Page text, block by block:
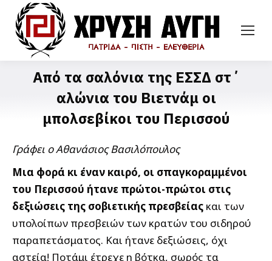
Από τα σαλόνια της ΕΣΣΔ στ΄
αλώνια του Βιετνάμ οι
μπολσεβίκοι του Περισσού
Γράφει ο Αθανάσιος Βασιλόπουλος
Μια φορά κι έναν καιρό, οι σπαγκοραμμένοι
του Περισσού ήτανε πρώτοι-πρώτοι στις
δεξιώσεις της σοβιετικής πρεσβείας και των
υπολοίπων πρεσβειών των κρατών του σιδηρού
παραπετάσματος. Και ήτανε δεξιώσεις, όχι
αστεία! Ποτάμι έτρεχε η βότκα, σωρός τα